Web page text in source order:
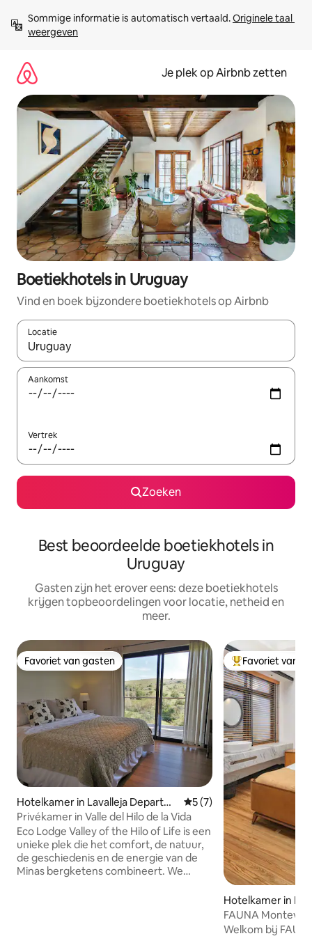
direct
naar
Sommige informatie is automatisch vertaald. Originele taal
weergeven
Je plek op Airbnb zetten
Boetiekhotels in Uruguay
Vind en boek bijzondere boetiekhotels op Airbnb
Locatie
Wanneer er resultaten beschikbaar zijn, maak je een keuze
Aankomst
Vertrek
Zoeken
Best beoordeelde boetiekhotels in
Uruguay
Gasten zijn het erover eens: deze boetiekhotels
krijgen topbeoordelingen voor locatie, netheid en
meer.
Favoriet van gasten
Favoriet van gasten
Hotelkamer in Lavalleja Departm
ent
Gemiddelde beoordeling
5 (7)
Privékamer in Valle del Hilo de la Vida
Eco Lodge Valley of the Hilo of Life is een
unieke plek die het comfort, de natuur,
de geschiedenis en de energie van de
Minas bergketens combineert. We
Topfavoriet van
Favoriet van
Hotelkamer in
Welkom bij